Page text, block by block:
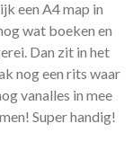
een A4 map in
wat boeken en
Dan zit in het
nog een rits waar
vanalles in mee
Super handig!